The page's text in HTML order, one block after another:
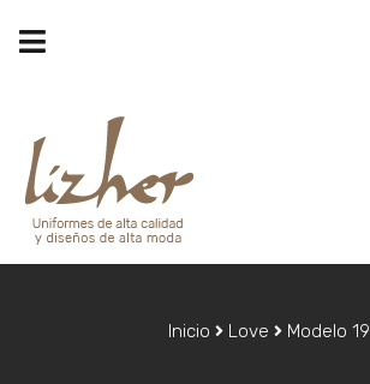
Inicio Love Modelo 19